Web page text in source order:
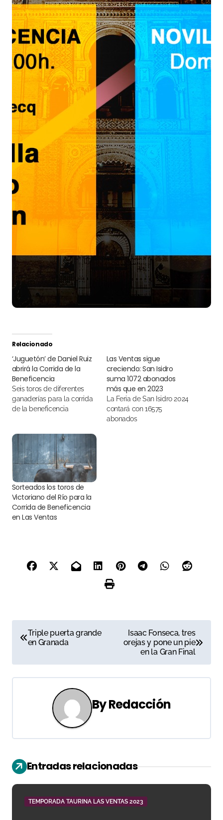
Relacionado
‘Juguetón’ de Daniel Ruiz
abrirá la Corrida de la
Beneficencia
Seis toros de diferentes
ganaderías para la corrida
de la beneficencia
Las Ventas sigue
creciendo: San Isidro
suma 1072 abonados
más que en 2023
contará con 16575
abonados
Sorteados los toros de
Victoriano del Río para la
Corrida de Beneficencia
en Las Ventas
N
v
a
c
i
ó
Triple puerta grande
en Granada
Isaac Fonseca, tres
orejas y pone un pie
en la Gran Final
ByRedacción
Entradas relacionadas
TEMPORADA TAURINA LAS VENTAS 2023